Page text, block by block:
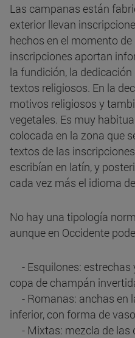
Las campanas están
exterior llevan
hechos en el momento
inscripciones aportan
la fundición, la
textos religiosos. En la
motivos religiosos y
vegetales. Es muy
colocada en la zona que
textos de las
escribían en latín, y
cada vez más el idioma
No hay una tipología
aunque en Occidente
- Esquilones: estrechas
copa de champán
- Romanas: anchas en
inferior, con forma de
- Mixtas: mezcla de las